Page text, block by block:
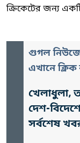
ক্রিকেটের জন্য
গুগল
এখানে
খেলাধুলা,
দেশ-
সর্বশেষ